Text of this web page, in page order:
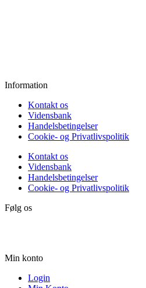
Information
Kontakt os
Vidensbank
Handelsbetingelser
Cookie- og Privatlivspolitik
Kontakt os
Vidensbank
Handelsbetingelser
Cookie- og Privatlivspolitik
Følg os
Min konto
Login